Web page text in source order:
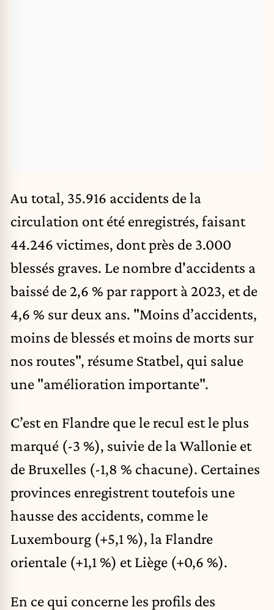
Au total, 35.916 accidents de la
circulation ont été enregistrés, faisant
44.246 victimes, dont près de 3.000
blessés graves. Le nombre d'accidents a
baissé de 2,6 % par rapport à 2023, et de
4,6 % sur deux ans. "Moins d’accidents,
moins de blessés et moins de morts sur
nos routes", résume Statbel, qui salue
une "amélioration importante".
C’est en Flandre que le recul est le plus
marqué (-3 %), suivie de la Wallonie et
de Bruxelles (-1,8 % chacune). Certaines
provinces enregistrent toutefois une
hausse des accidents, comme le
Luxembourg (+5,1 %), la Flandre
orientale (+1,1 %) et Liège (+0,6 %).
En ce qui concerne les profils des